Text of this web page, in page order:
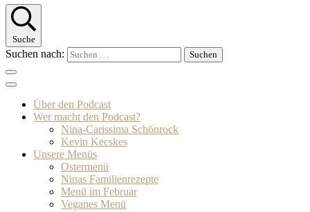
Suche
Suchen nach:
Über den Podcast
Wer macht den Podcast?
Nina-Carissima Schönrock
Kevin Kecskes
Unsere Menüs
Ostermenü
Ninas Familienrezepte
Menü im Februar
Veganes Menü